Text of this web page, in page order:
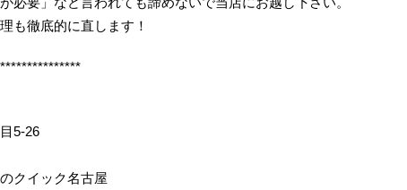
も徹底的に直します！
5-26
クイック名古屋